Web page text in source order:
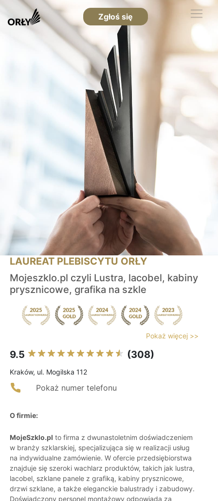
Zgłoś się
LAUREAT PLEBISCYTU ORŁY
Mojeszklo.pl czyli Lustra, lacobel, kabiny
prysznicowe, grafika na szkle
Pokaż więcej >>
9.5 (308)
Kraków, ul. Mogilska 112
Pokaż numer telefonu
O firmie:
MojeSzklo.pl to firma z dwunastoletnim doświadczeniem
w branży szklarskiej, specjalizująca się w realizacji usług
na indywidualne zamówienie. W ofercie przedsiębiorstwa
znajduje się szeroki wachlarz produktów, takich jak lustra,
lacobel, szklane panele z grafiką, kabiny prysznicowe,
drzwi szklane, a także eleganckie balustrady i zabudowy.
Doświadczony personel montażowy odpowiada za